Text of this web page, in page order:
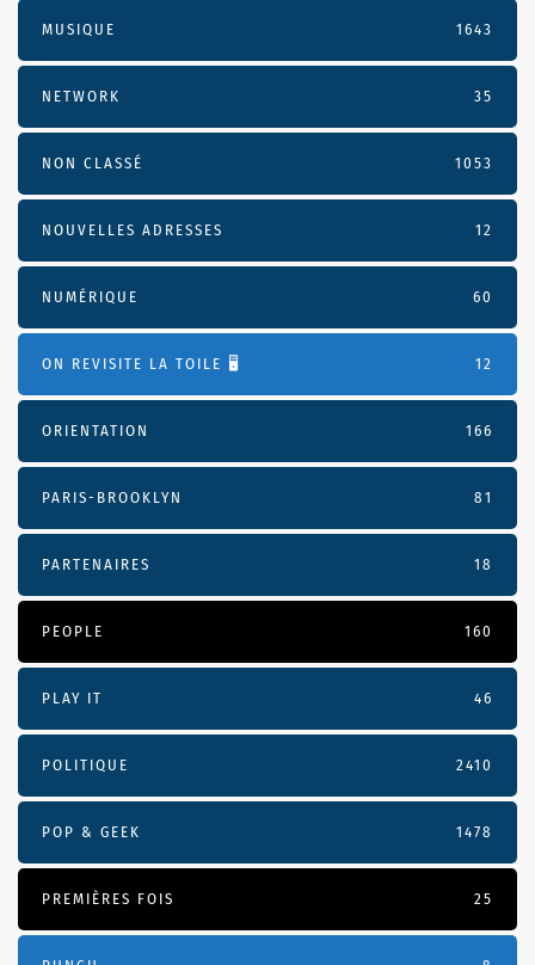
MUSIQUE 1643
NETWORK 35
NON CLASSÉ 1053
NOUVELLES ADRESSES 12
NUMÉRIQUE 60
ON REVISITE LA TOILE 🖥️ 12
ORIENTATION 166
PARIS-BROOKLYN 81
PARTENAIRES 18
PEOPLE 160
PLAY IT 46
POLITIQUE 2410
POP & GEEK 1478
PREMIÈRES FOIS 25